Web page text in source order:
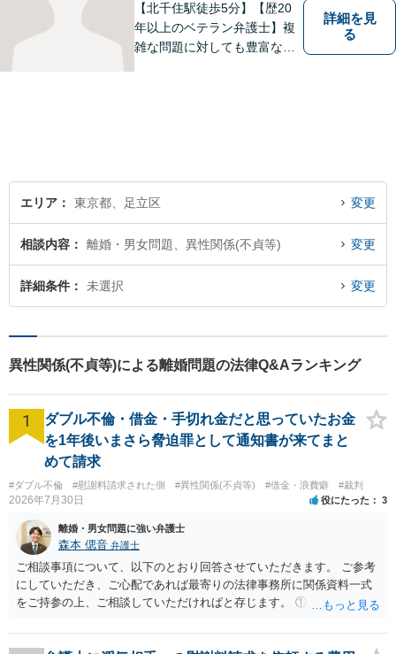
【北千住駅徒歩5分】【歴20
年以上のベテラン弁護士】複
雑な問題に対しても豊富な経
詳細を見
る
エリア 東京都、足立区 変更
相談内容 離婚・男女問題、異性関係(不貞等) 変更
詳細条件 未選択 変更
異性関係(不貞等)による離婚問題の法律Q&Aランキング
1
ダブル不倫・借金・手切れ金だと思っていたお金
を1年後いまさら脅迫罪として通知書が来てまと
めて請求
#ダブル不倫 #慰謝料請求された側 #異性関係(不貞等) #借金・浪費癖 #裁判
2026年7月30日 役にたった 3
離婚・男女問題に強い弁護士
森本 偲音 弁護士
ご相談事項について、以下のとおり回答させていただきます。 ご参考
にしていただき、ご心配であれば最寄りの法律事務所に関係資料一式
をご持参の上、ご相談していただければと存じます。 ① このLINEの
される可能性はあるのか ⇒LINEを含む１００万円の貸付に至るまでの